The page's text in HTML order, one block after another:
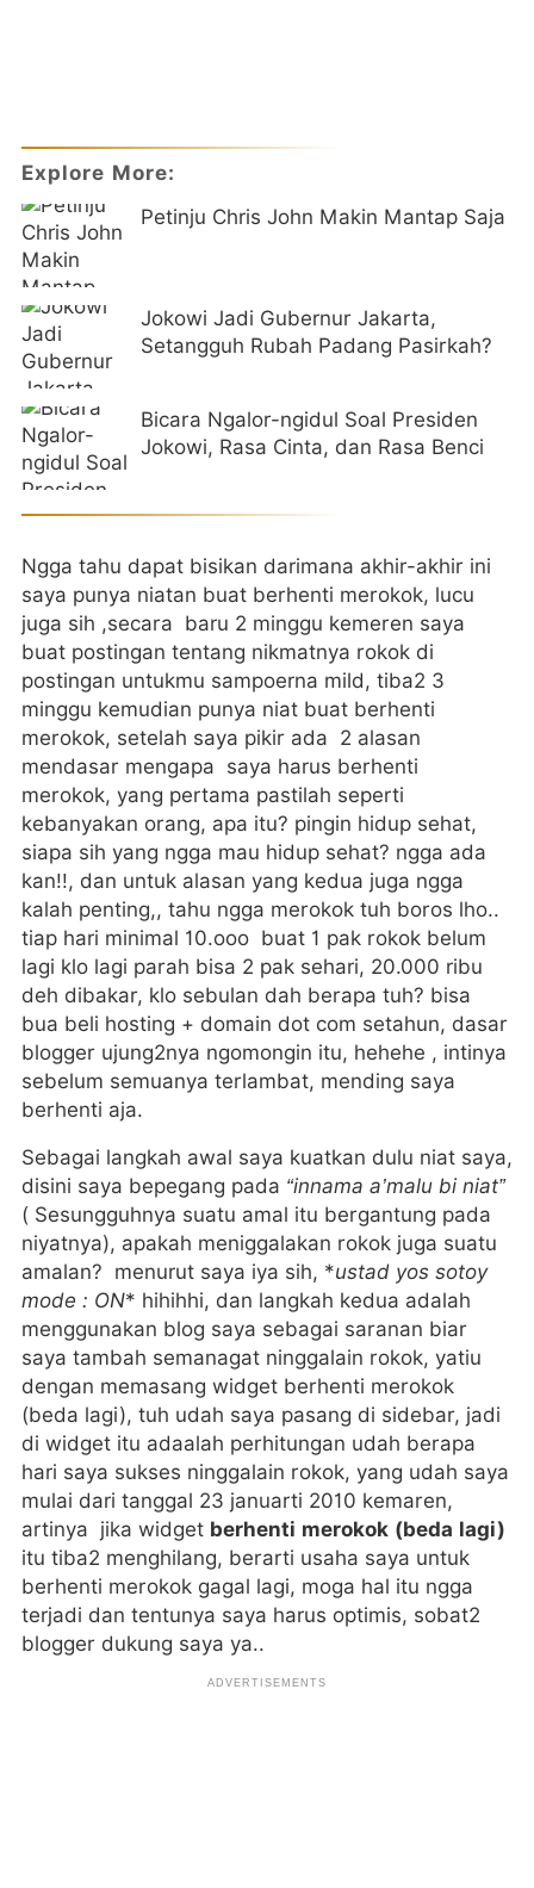
Explore More:
Petinju Chris John Makin Mantap Saja
Jokowi Jadi Gubernur Jakarta,
Setangguh Rubah Padang Pasirkah?
Bicara Ngalor-ngidul Soal Presiden
Jokowi, Rasa Cinta, dan Rasa Benci
Ngga tahu dapat bisikan darimana akhir-akhir ini
saya punya niatan buat berhenti merokok, lucu
juga sih ,secara baru 2 minggu kemeren saya
buat postingan tentang nikmatnya rokok di
postingan untukmu sampoerna mild, tiba2 3
minggu kemudian punya niat buat berhenti
merokok, setelah saya pikir ada 2 alasan
mendasar mengapa saya harus berhenti
merokok, yang pertama pastilah seperti
kebanyakan orang, apa itu? pingin hidup sehat,
siapa sih yang ngga mau hidup sehat? ngga ada
kan!!, dan untuk alasan yang kedua juga ngga
kalah penting,, tahu ngga merokok tuh boros lho..
tiap hari minimal 10.ooo buat 1 pak rokok belum
lagi klo lagi parah bisa 2 pak sehari, 20.000 ribu
deh dibakar, klo sebulan dah berapa tuh? bisa
bua beli hosting + domain dot com setahun, dasar
blogger ujung2nya ngomongin itu, hehehe , intinya
sebelum semuanya terlambat, mending saya
berhenti aja.
Sebagai langkah awal saya kuatkan dulu niat saya,
disini saya bepegang pada “innama a’malu bi niat”
( Sesungguhnya suatu amal itu bergantung pada
niyatnya), apakah meniggalakan rokok juga suatu
amalan? menurut saya iya sih, *ustad yos sotoy
mode : ON* hihihhi, dan langkah kedua adalah
menggunakan blog saya sebagai saranan biar
saya tambah semanagat ninggalain rokok, yatiu
dengan memasang widget berhenti merokok
(beda lagi), tuh udah saya pasang di sidebar, jadi
di widget itu adaalah perhitungan udah berapa
hari saya sukses ninggalain rokok, yang udah saya
mulai dari tanggal 23 januarti 2010 kemaren,
artinya jika widget berhenti merokok (beda lagi)
itu tiba2 menghilang, berarti usaha saya untuk
berhenti merokok gagal lagi, moga hal itu ngga
terjadi dan tentunya saya harus optimis, sobat2
blogger dukung saya ya..